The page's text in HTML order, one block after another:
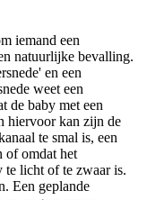
iemand een
natuurlijke bevalling.
en een
weet een
de baby met een
hiervoor kan zijn de
te smal is, een
of omdat het
te licht of te zwaar is.
Een geplande